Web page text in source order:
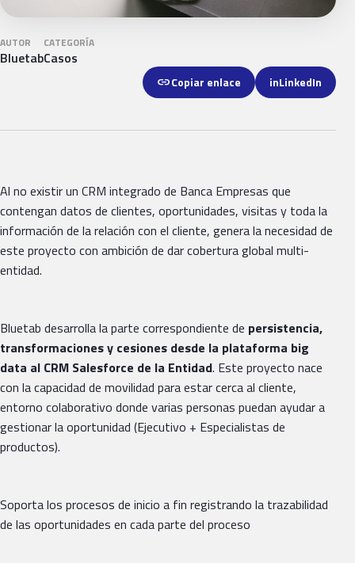
AUTOR
Bluetab
CATEGORÍA
Casos
linkCopiar enlace inLinkedIn
Al no existir un CRM integrado de Banca Empresas que
contengan datos de clientes, oportunidades, visitas y toda la
información de la relación con el cliente, genera la necesidad de
este proyecto con ambición de dar cobertura global multi-
entidad.
Bluetab desarrolla la parte correspondiente de persistencia,
transformaciones y cesiones desde la plataforma big
data al CRM Salesforce de la Entidad. Este proyecto nace
con la capacidad de movilidad para estar cerca al cliente,
entorno colaborativo donde varias personas puedan ayudar a
gestionar la oportunidad (Ejecutivo + Especialistas de
productos).
Soporta los procesos de inicio a fin registrando la trazabilidad
de las oportunidades en cada parte del proceso